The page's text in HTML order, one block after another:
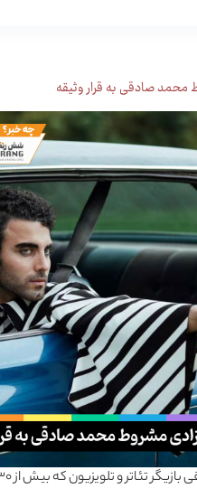
محمد صادقی به قرار وثیقه